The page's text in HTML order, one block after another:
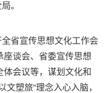
。
省宣传思想文化工作会
谈会、省委宣传思想
会议等，谋划文化和
文塑旅”理念入心入脑，